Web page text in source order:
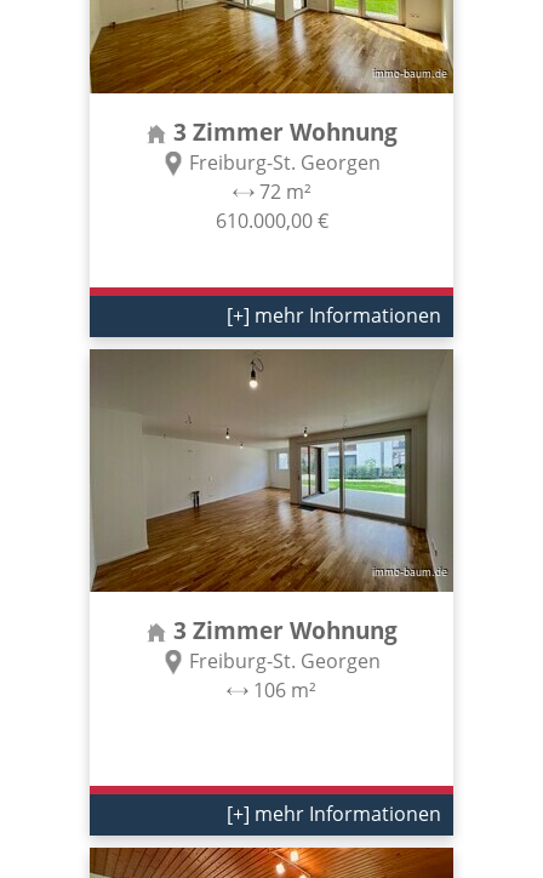
3 Zimmer Wohnung
Freiburg-St. Georgen
72 m²
610.000,00 €
[+] mehr Informationen
3 Zimmer Wohnung
Freiburg-St. Georgen
106 m²
[+] mehr Informationen